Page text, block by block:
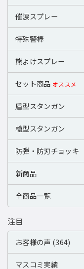
催涙スプレー
特殊警棒
熊よけスプレー
セット商品 オススメ
盾型スタンガン
槍型スタンガン
防弾・防刃チョッキ
新商品
全商品一覧
注目
お客様の声 (364)
マスコミ実績